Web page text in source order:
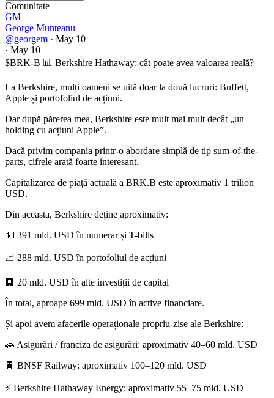
Comunitate
GM
George Munteanu
@georgem · May 10
· May 10
$BRK-B 📊 Berkshire Hathaway: cât poate avea valoarea reală?
La Berkshire, mulți oameni se uită doar la două lucruri: Buffett,
Apple și portofoliul de acțiuni.
Dar după părerea mea, Berkshire este mult mai mult decât „un
holding cu acțiuni Apple”.
Dacă privim compania printr-o abordare simplă de tip sum-of-the-
parts, cifrele arată foarte interesant.
Capitalizarea de piață actuală a BRK.B este aproximativ 1 trilion
USD.
Din aceasta, Berkshire deține aproximativ:
💵 391 mld. USD în numerar și T-bills
📈 288 mld. USD în portofoliul de acțiuni
🏢 20 mld. USD în alte investiții de capital
În total, aproape 699 mld. USD în active financiare.
Și apoi avem afacerile operaționale propriu-zise ale Berkshire:
🚗 Asigurări / franciza de asigurări: aproximativ 40–60 mld. USD
🚆 BNSF Railway: aproximativ 100–120 mld. USD
⚡ Berkshire Hathaway Energy: aproximativ 55–75 mld. USD